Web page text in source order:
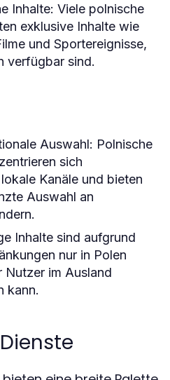
Inhalte: Viele polnische
exklusive Inhalte wie
und Sportereignisse,
verfügbar sind.
Auswahl: Polnische
sich
Kanäle und bieten
Auswahl an
Inhalte sind aufgrund
nur in Polen
im Ausland
kann.